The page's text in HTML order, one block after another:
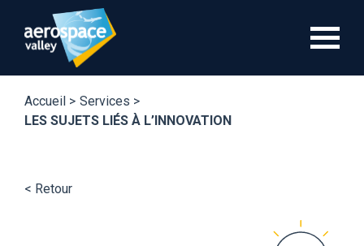
contenu
Accueil > Services >
LES SUJETS LIÉS À L’INNOVATION
< Retour